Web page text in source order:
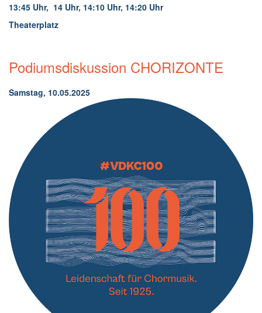
13:45 Uhr, 14 Uhr, 14:10 Uhr, 14:20 Uhr
Theaterplatz
Podiumsdiskussion CHORIZONTE
Samstag, 10.05.2025